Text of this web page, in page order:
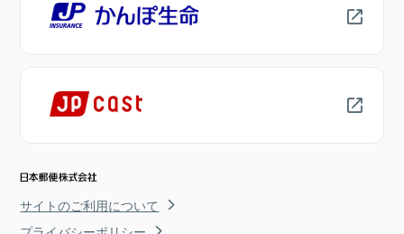
サイトのご利用について